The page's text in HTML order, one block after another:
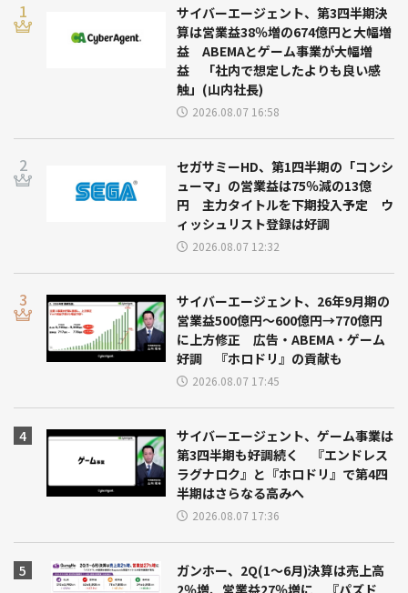
サイバーエージェント、第3四半期決
算は営業益38％増の674億円と大幅増
益 ABEMAとゲーム事業が大幅増
益 「社内で想定したよりも良い感
触」(山内社長)
2026.08.07 16:58
セガサミーHD、第1四半期の「コンシ
ューマ」の営業益は75％減の13億
円 主力タイトルを下期投入予定 ウ
ィッシュリスト登録は好調
2026.08.07 12:32
サイバーエージェント、26年9月期の
営業益500億円～600億円→770億円
に上方修正 広告・ABEMA・ゲーム
好調 『ホロドリ』の貢献も
2026.08.07 17:45
サイバーエージェント、ゲーム事業は
第3四半期も好調続く 『エンドレス
ラグナロク』と『ホロドリ』で第4四
半期はさらなる高みへ
2026.08.07 17:36
ガンホー、2Q(1～6月)決算は売上高
2％増、営業益27％増に 『パズド